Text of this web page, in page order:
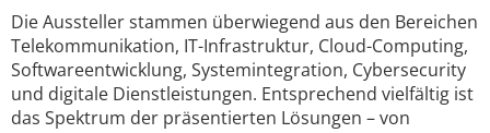
Die Aussteller stammen überwiegend aus den Bereichen
Telekommunikation, IT-Infrastruktur, Cloud-Computing,
Softwareentwicklung, Systemintegration, Cybersecurity
und digitale Dienstleistungen. Entsprechend vielfältig ist
das Spektrum der präsentierten Lösungen – von